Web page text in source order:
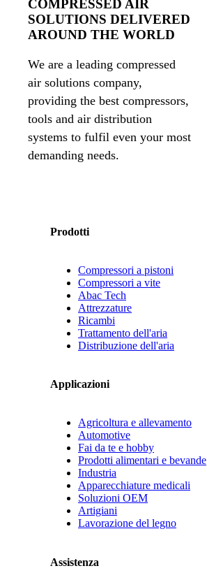
COMPRESSED AIR
SOLUTIONS DELIVERED
AROUND THE WORLD
We are a leading compressed
air solutions company,
providing the best compressors,
tools and air distribution
systems to fulfil even your most
demanding needs.
Prodotti
Compressori a pistoni
Compressori a vite
Abac Tech
Attrezzature
Ricambi
Trattamento dell'aria
Distribuzione dell'aria
Applicazioni
Agricoltura e allevamento
Automotive
Fai da te e hobby
Prodotti alimentari e bevande
Industria
Apparecchiature medicali
Soluzioni OEM
Artigiani
Lavorazione del legno
Assistenza